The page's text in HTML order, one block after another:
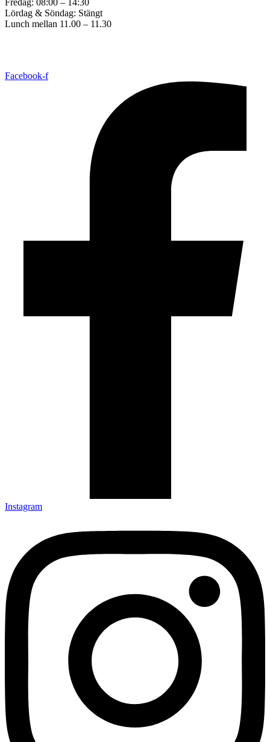
Fredag: 08:00 – 14:30
Lördag & Söndag: Stängt
Lunch mellan 11.00 – 11.30
Facebook-f
Instagram